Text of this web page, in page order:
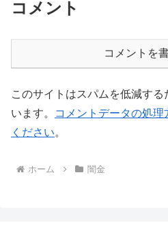
コメント
コメントを
このサイトはスパムを低減す
います。
コメントデータの処
ください。
ホーム 闇金